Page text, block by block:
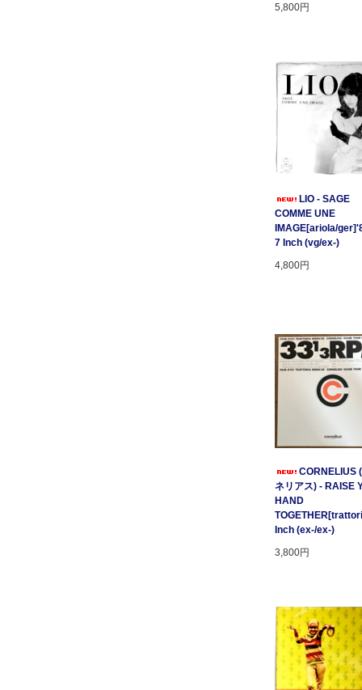
5,800円
LIO - SAGE
COMME UNE
IMAGE[ariola/
7 Inch (vg/ex-)
4,800円
CORNELIUS
ネリアス) - RAISE
HAND
Inch (ex-/ex-)
3,800円